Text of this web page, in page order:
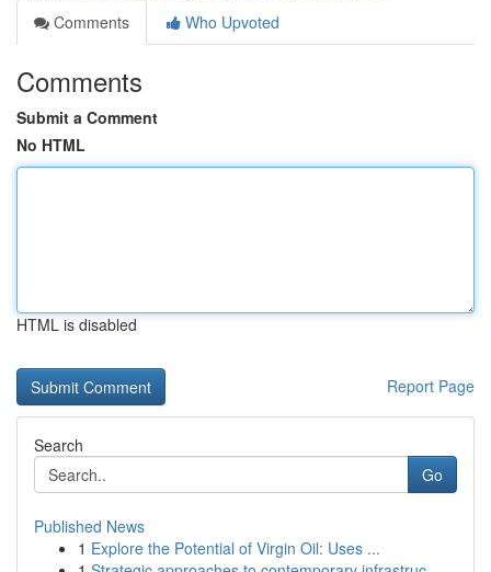
Comments
Who Upvoted
Comments
Submit a Comment
No HTML
HTML is disabled
Report Page
Search
Go
Published News
1 Explore the Potential of Virgin Oil: Uses ...